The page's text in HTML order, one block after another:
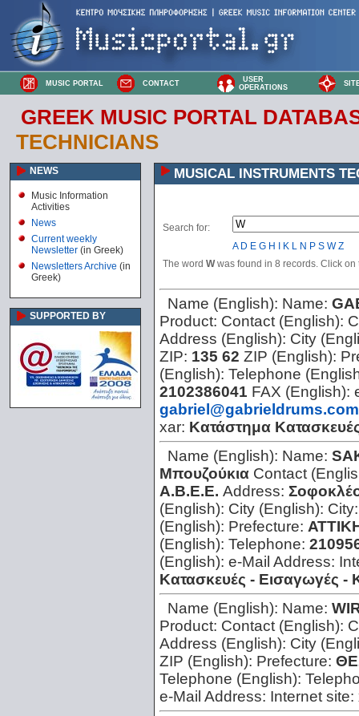
MUSIC PORTAL CONTACT
USER
OPERATIONS
GREEK MUSIC PORTAL
TECHNICIANS
NEWS
Music Information
Activities
News
Current weekly
Newsletter (in Greek)
Newsletters Archive (in
Greek)
SUPPORTED BY
MUSICAL INSTRUMENTS
Search for:
A D E G H K L N P S W Z
The word Wwas found in 8 records. Click on
Name (English): Name:
Product: Contact (English):
Address (English): City
ZIP: 135 62 ZIP (English):
(English): Telephone
2102386041 FAX (English):
gabriel@gabrieldrums.com
xar: Κατάστημα
Name (English): Name:
Μπουζούκια Contact
Α.Β.Ε.Ε. Address:
(English): City (English):
(English): Prefecture:
(English): Telephone:
(English): e-Mail Address:
Κατασκευές - Εισαγωγές -
Name (English): Name:
Product: Contact (English):
Address (English): City
ZIP (English): Prefecture:
Telephone (English):
e-Mail Address: Internet site: